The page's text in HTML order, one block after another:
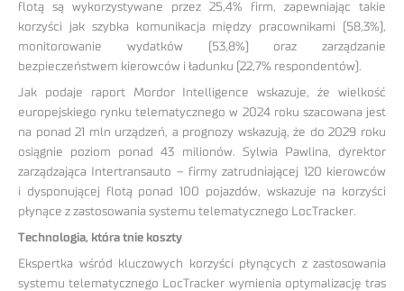
flotą są wykorzystywane przez 25,4% firm, zapewniając takie
korzyści jak szybka komunikacja między pracownikami (58,3%),
monitorowanie wydatków (53,8%) oraz zarządzanie
bezpieczeństwem kierowców i ładunku (22,7% respondentów).
Jak podaje raport Mordor Intelligence wskazuje, że wielkość
europejskiego rynku telematycznego w 2024 roku szacowana jest
na ponad 21 mln urządzeń, a prognozy wskazują, że do 2029 roku
osiągnie poziom ponad 43 milionów. Sylwia Pawlina, dyrektor
zarządzająca Intertransauto – firmy zatrudniającej 120 kierowców
i dysponującej flotą ponad 100 pojazdów, wskazuje na korzyści
płynące z zastosowania systemu telematycznego LocTracker.
Technologia, która tnie koszty
Ekspertka wśród kluczowych korzyści płynących z zastosowania
systemu telematycznego LocTracker wymienia optymalizację tras